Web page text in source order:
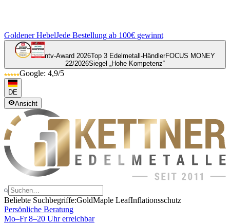
Goldener HebelJede Bestellung ab 100€ gewinnt
ntv-Award 2026Top 3 Edelmetall-HändlerFOCUS MONEY
22/2026Siegel „Hohe Kompetenz“
Google: 4,9/5
DE
Ansicht
Beliebte Suchbegriffe:GoldMaple LeafInflationsschutz
Persönliche Beratung
Mo–Fr 8–20 Uhr erreichbar